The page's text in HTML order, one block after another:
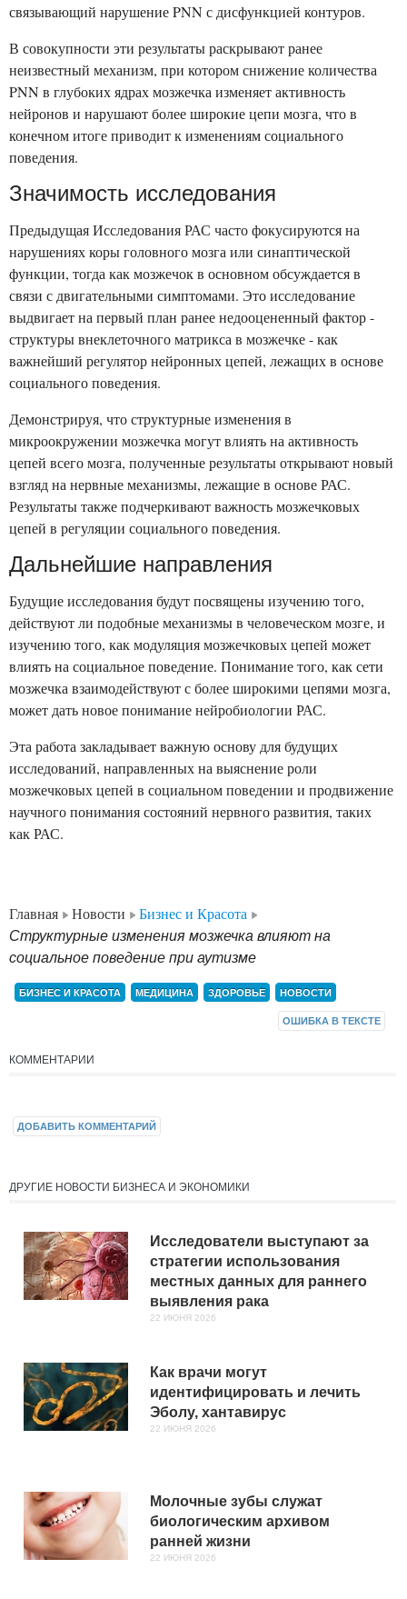
связывающий нарушение PNN с дисфункцией контуров.
В совокупности эти результаты раскрывают ранее
неизвестный механизм, при котором снижение количества
PNN в глубоких ядрах мозжечка изменяет активность
нейронов и нарушают более широкие цепи мозга, что в
конечном итоге приводит к изменениям социального
поведения.
Значимость исследования
Предыдущая Исследования РАС часто фокусируются на
нарушениях коры головного мозга или синаптической
функции, тогда как мозжечок в основном обсуждается в
связи с двигательными симптомами. Это исследование
выдвигает на первый план ранее недооцененный фактор -
структуры внеклеточного матрикса в мозжечке - как
важнейший регулятор нейронных цепей, лежащих в основе
социального поведения.
Демонстрируя, что структурные изменения в
микроокружении мозжечка могут влиять на активность
цепей всего мозга, полученные результаты открывают новый
взгляд на нервные механизмы, лежащие в основе РАС.
Результаты также подчеркивают важность мозжечковых
цепей в регуляции социального поведения.
Дальнейшие направления
Будущие исследования будут посвящены изучению того,
действуют ли подобные механизмы в человеческом мозге, и
изучению того, как модуляция мозжечковых цепей может
влиять на социальное поведение. Понимание того, как сети
мозжечка взаимодействуют с более широкими цепями мозга,
может дать новое понимание нейробиологии РАС.
Эта работа закладывает важную основу для будущих
исследований, направленных на выяснение роли
мозжечковых цепей в социальном поведении и продвижение
научного понимания состояний нервного развития, таких
как РАС.
Главная Новости
Бизнес и Красота
Структурные изменения мозжечка влияют на
социальное поведение при аутизме
БИЗНЕС И КРАСОТА МЕДИЦИНА ЗДОРОВЬЕ НОВОСТИ
ОШИБКА В ТЕКСТЕ
КОММЕНТАРИИ
ДОБАВИТЬ КОММЕНТАРИЙ
ДРУГИЕ НОВОСТИ БИЗНЕСА И ЭКОНОМИКИ
Исследователи выступают за
стратегии использования
местных данных для раннего
выявления рака
22 ИЮНЯ 2026
Как врачи могут
идентифицировать и лечить
Эболу, хантавирус
22 ИЮНЯ 2026
Молочные зубы служат
биологическим архивом
ранней жизни
22 ИЮНЯ 2026